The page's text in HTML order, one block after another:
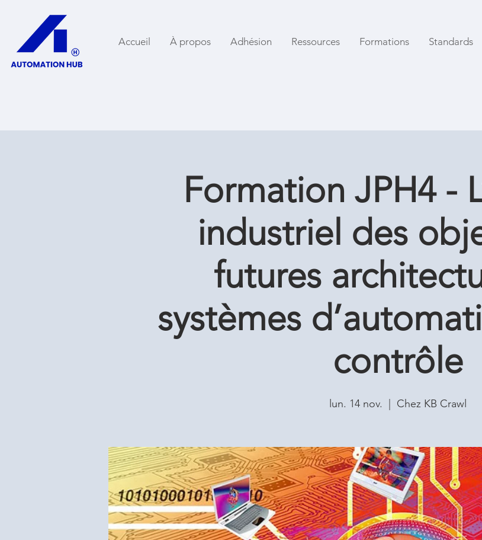
Accueil À propos Adhésion Ressources Formations Standards
Formation JPH4 -
industriel des
futures
systèmes
contrôle
lun. 14 nov. Chez KB Crawl